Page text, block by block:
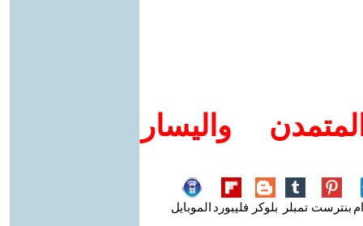
واليسار
بنترست تمبلر بلوكر فليبورد الموبايل